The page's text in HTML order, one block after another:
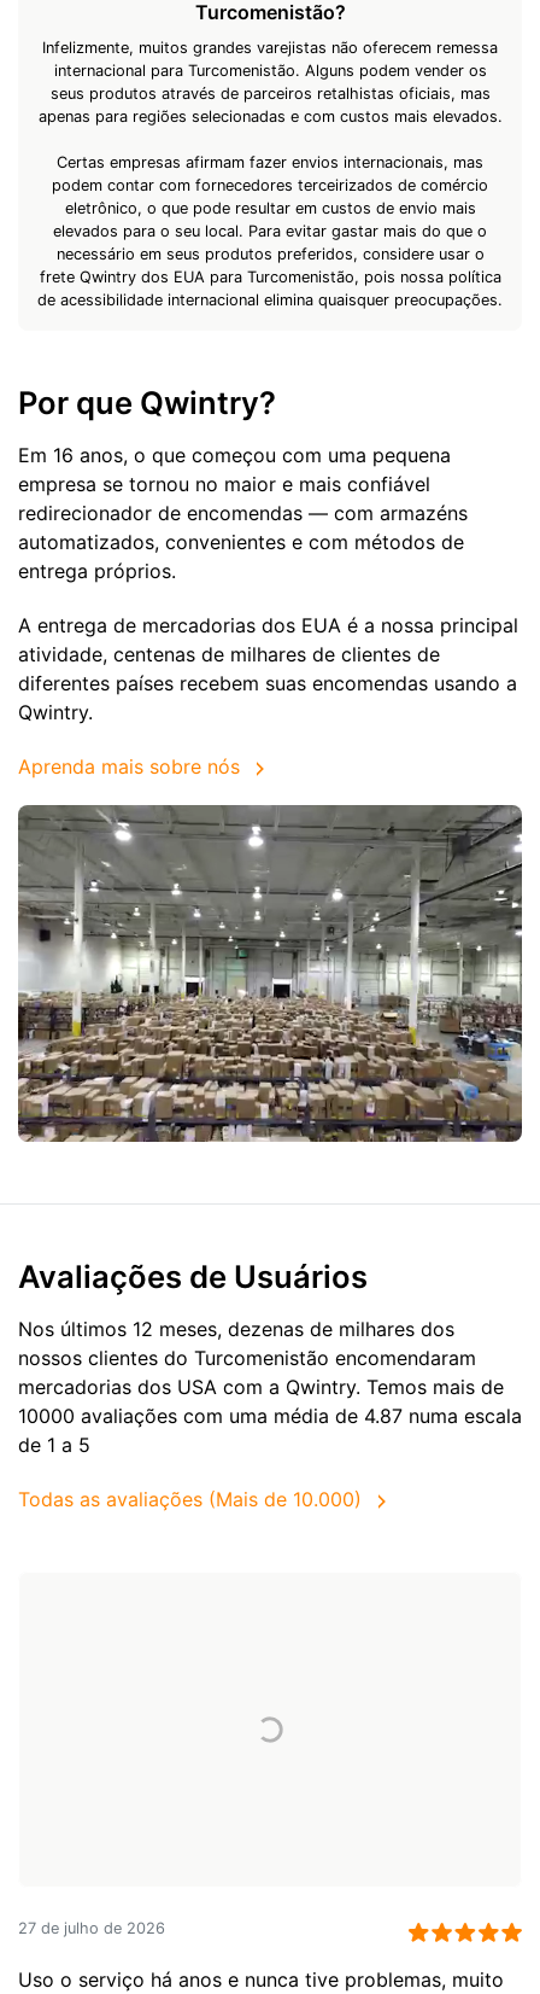
Turcomenistão?
Infelizmente, muitos grandes varejistas não oferecem remessa
internacional para Turcomenistão. Alguns podem vender os
seus produtos através de parceiros retalhistas oficiais, mas
apenas para regiões selecionadas e com custos mais elevados.
Certas empresas afirmam fazer envios internacionais, mas
podem contar com fornecedores terceirizados de comércio
eletrônico, o que pode resultar em custos de envio mais
elevados para o seu local. Para evitar gastar mais do que o
necessário em seus produtos preferidos, considere usar o
frete Qwintry dos EUA para Turcomenistão, pois nossa política
de acessibilidade internacional elimina quaisquer preocupações.
Por que Qwintry?
Em 16 anos, o que começou com uma pequena
empresa se tornou no maior e mais confiável
redirecionador de encomendas — com armazéns
automatizados, convenientes e com métodos de
entrega próprios.
A entrega de mercadorias dos EUA é a nossa principal
atividade, centenas de milhares de clientes de
diferentes países recebem suas encomendas usando a
Qwintry.
Aprenda mais sobre nós
Avaliações de Usuários
Nos últimos 12 meses, dezenas de milhares dos
nossos clientes do Turcomenistão encomendaram
mercadorias dos USA com a Qwintry. Temos mais de
10000 avaliações com uma média de 4.87 numa escala
de 1 a 5
Todas as avaliações (Mais de 10.000)
27 de julho de 2026
Uso o serviço há anos e nunca tive problemas, muito